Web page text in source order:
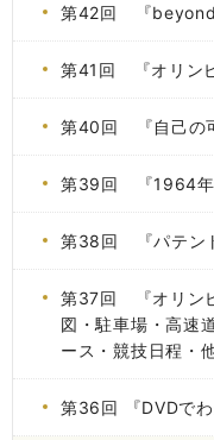
第42回 『beyond
第41回 『オリン
第40回 『自己の
第39回 『1964年
第38回 『パテン
第37回 『オリン
図・駐車場・高速
ース・競技日程・他
第36回 『DVDでわ